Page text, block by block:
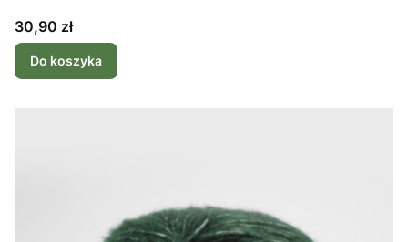
Cena
30,90 zł
Do koszyka